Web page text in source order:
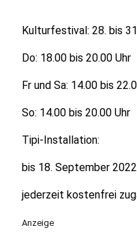
Kulturfestival: 28. bis
Do: 18.00 bis 20.00 Uhr
Fr und Sa: 14.00 bis
So: 14.00 bis 20.00 Uhr
Tipi-Installation:
bis 18. September 2022
jederzeit kostenfrei
Anzeige